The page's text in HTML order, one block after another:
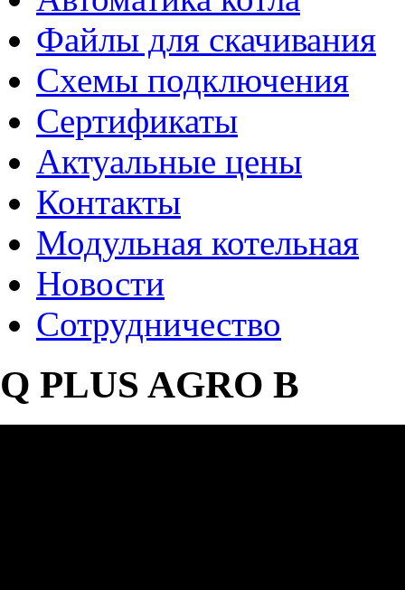
Файлы для скачивания
Схемы подключения
Сертификаты
Актуальные цены
Контакты
Модульная котельная
Новости
Сотрудничество
Q PLUS AGRO B